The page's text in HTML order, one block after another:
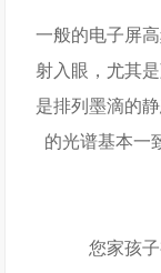
一般的电子屏
射入眼，尤其
是排列墨滴的
的光谱基本一
您家孩